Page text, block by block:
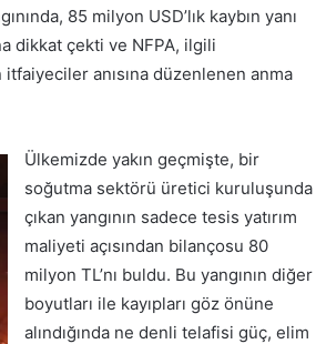
85 milyon USD’lık kaybın yanı
dikkat çekti ve NFPA, ilgili
anısına düzenlenen anma
Ülkemizde yakın geçmişte, bir
soğutma sektörü üretici kuruluşunda
çıkan yangının sadece tesis yatırım
maliyeti açısından bilançosu 80
milyon TL’nı buldu. Bu yangının diğer
boyutları ile kayıpları göz önüne
alındığında ne denli telafisi güç, elim